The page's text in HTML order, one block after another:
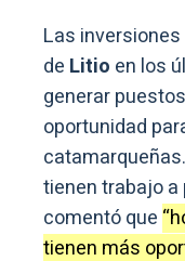
Las
de Litio en los
generar
oportunidad
tienen trabajo a
comentó que
tienen más